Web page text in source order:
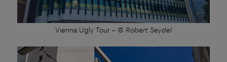
Vienna Ugly Tour– © Robert Seydel